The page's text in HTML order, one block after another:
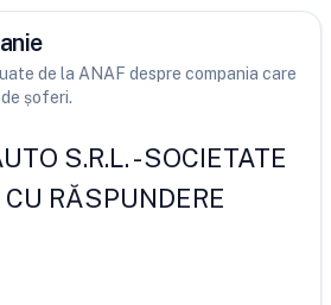
de la ANAF despre compania care
șoferi.
S.R.L.-SOCIETATE
RĂSPUNDERE